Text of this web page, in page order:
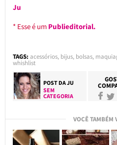
Ju
* Esse é um Publieditorial.
TAGS: acessórios, bijus, bolsas,
whishlist
POST DAJU
SEM
CATEGORIA
VOCÊ TAMBÉM